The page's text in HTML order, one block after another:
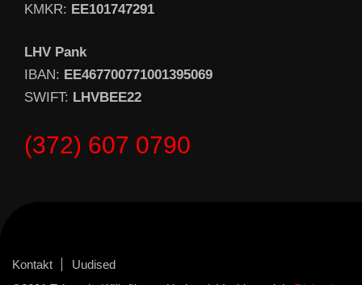
KMKR: EE101747291
LHV Pank
IBAN: EE467700771001395069
SWIFT: LHVBEE22
(372) 607 0790
Kontakt
Uudised